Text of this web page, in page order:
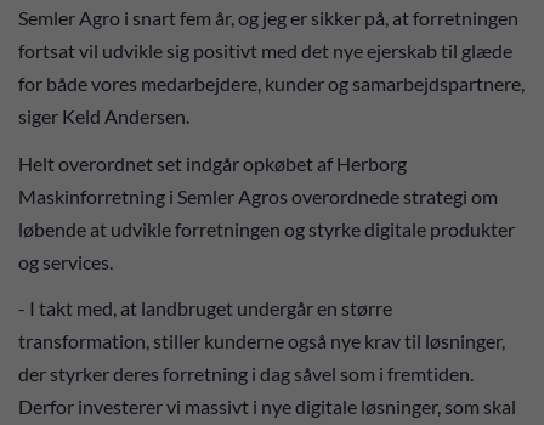
Semler Agro i snart fem år, og jeg er sikker på, at forretningen
fortsat vil udvikle sig positivt med det nye ejerskab til glæde
for både vores medarbejdere, kunder og samarbejdspartnere,
siger Keld Andersen.
Helt overordnet set indgår opkøbet af Herborg
Maskinforretning i Semler Agros overordnede strategi om
løbende at udvikle forretningen og styrke digitale produkter
og services.
- I takt med, at landbruget undergår en større
transformation, stiller kunderne også nye krav til løsninger,
der styrker deres forretning i dag såvel som i fremtiden.
Derfor investerer vi massivt i nye digitale løsninger, som skal